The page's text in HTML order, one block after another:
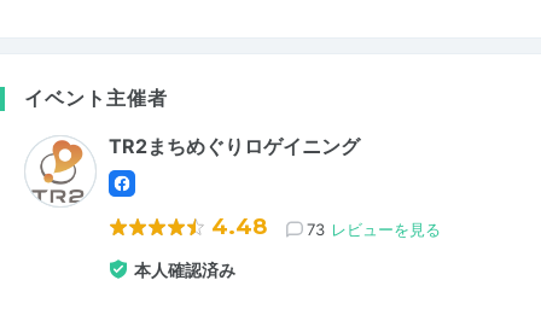
イベント主催者
TR2まちめぐりロゲイニング
4.48 73 レビューを見る
本人確認済み